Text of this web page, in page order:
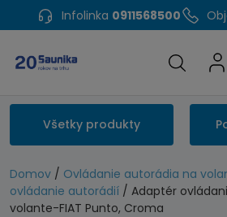
Infolinka 0911568500
Všetky produkty
Domov / Ovládanie autorádia na
ovládanie autorádií / Adaptér
volante-FIAT Punto, Croma